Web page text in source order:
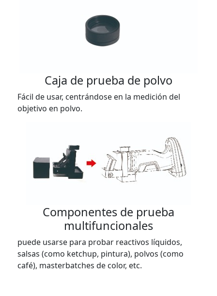
Caja de prueba de polvo
Fácil de usar, centrándose en la medición del
objetivo en polvo.
Componentes de prueba
multifuncionales
puede usarse para probar reactivos líquidos,
salsas (como ketchup, pintura), polvos (como
café), masterbatches de color, etc.